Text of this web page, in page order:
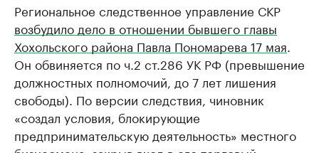
Региональное следственное управление СКР
возбудило дело в отношении бывшего главы
Хохольского района Павла Пономарева 17 мая
Он обвиняется по ч.2 ст.286 УК РФ (превышение
должностных полномочий, до 7 лет лишения
свободы). По версии следствия, чиновник
«создал условия, блокирующие
предпринимательскую деятельность» местного